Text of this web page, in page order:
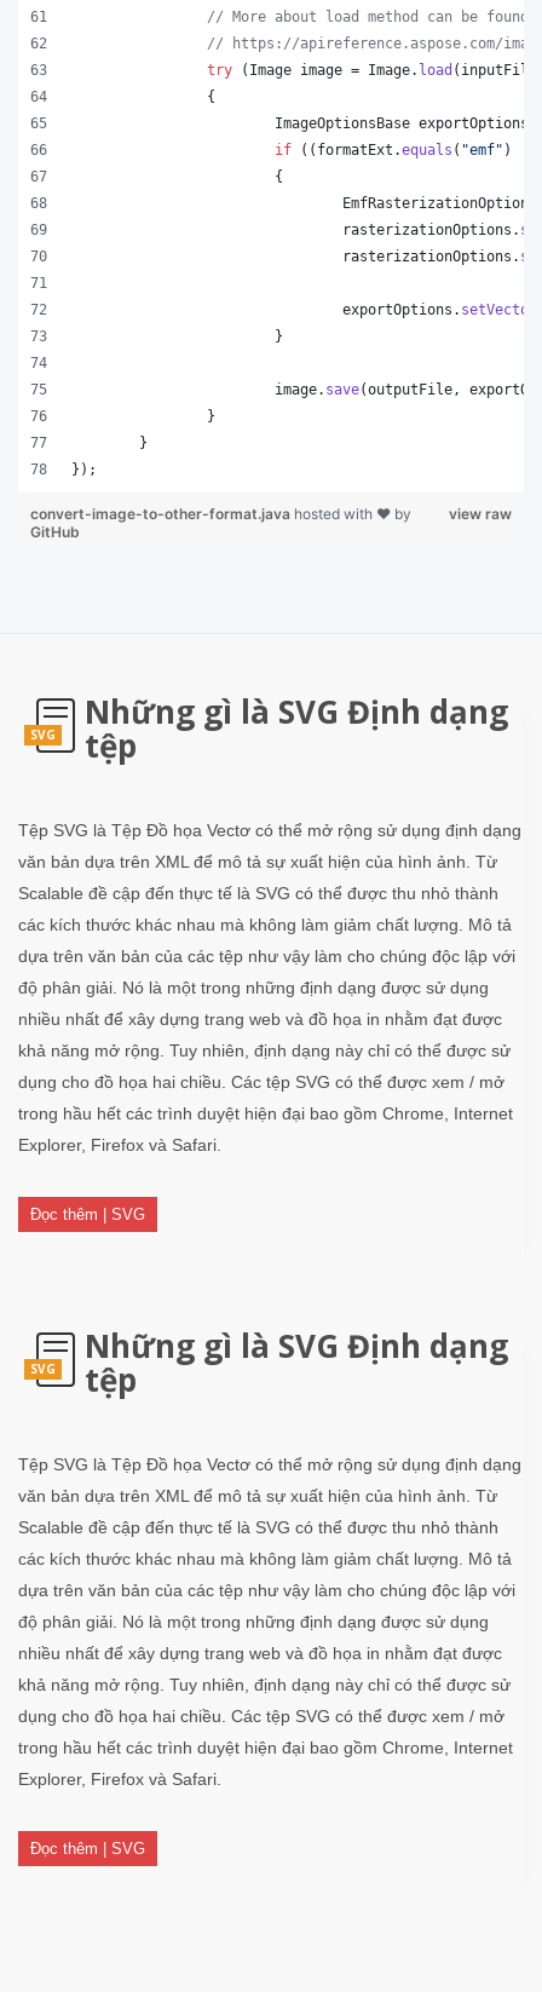
// More about load method can be found
// https://apireference.aspose.com/
try ( Image image = Image. load ( inputFile
		{
ImageOptionsBase exportOptions
if (( formatExt .equals ( "emf" )
			{
EmfRasterizationOptions
rasterizationOptions .
rasterizationOptions .
exportOptions .
			}
image. save(outputFile ,
		}
	}
});
view raw
convert-image-to-other-format.java hosted with ❤ by
GitHub
SVG
Những gì là SVG Định dạng
tệp
Tệp SVG là Tệp Đồ họa Vectơ có thể mở rộng sử dụng định dạng
văn bản dựa trên XML để mô tả sự xuất hiện của hình ảnh. Từ
Scalable đề cập đến thực tế là SVG có thể được thu nhỏ thành
các kích thước khác nhau mà không làm giảm chất lượng. Mô tả
dựa trên văn bản của các tệp như vậy làm cho chúng độc lập với
độ phân giải. Nó là một trong những định dạng được sử dụng
nhiều nhất để xây dựng trang web và đồ họa in nhằm đạt được
khả năng mở rộng. Tuy nhiên, định dạng này chỉ có thể được sử
dụng cho đồ họa hai chiều. Các tệp SVG có thể được xem / mở
trong hầu hết các trình duyệt hiện đại bao gồm Chrome, Internet
Explorer, Firefox và Safari.
Đọc thêm | SVG
SVG
Những gì là SVG Định dạng
tệp
Tệp SVG là Tệp Đồ họa Vectơ có thể mở rộng sử dụng định dạng
văn bản dựa trên XML để mô tả sự xuất hiện của hình ảnh. Từ
Scalable đề cập đến thực tế là SVG có thể được thu nhỏ thành
các kích thước khác nhau mà không làm giảm chất lượng. Mô tả
dựa trên văn bản của các tệp như vậy làm cho chúng độc lập với
độ phân giải. Nó là một trong những định dạng được sử dụng
nhiều nhất để xây dựng trang web và đồ họa in nhằm đạt được
khả năng mở rộng. Tuy nhiên, định dạng này chỉ có thể được sử
dụng cho đồ họa hai chiều. Các tệp SVG có thể được xem / mở
trong hầu hết các trình duyệt hiện đại bao gồm Chrome, Internet
Explorer, Firefox và Safari.
Đọc thêm | SVG